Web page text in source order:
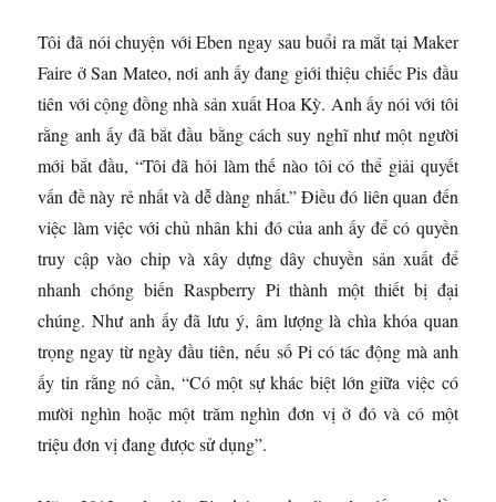
Tôi đã nói chuyện với Eben ngay sau buổi ra mắt tại Maker
Faire ở San Mateo, nơi anh ấy đang giới thiệu chiếc Pis đầu
tiên với cộng đồng nhà sản xuất Hoa Kỳ. Anh ấy nói với tôi
rằng anh ấy đã bắt đầu bằng cách suy nghĩ như một người
mới bắt đầu, “Tôi đã hỏi làm thế nào tôi có thể giải quyết
vấn đề này rẻ nhất và dễ dàng nhất.” Điều đó liên quan đến
việc làm việc với chủ nhân khi đó của anh ấy để có quyền
truy cập vào chip và xây dựng dây chuyền sản xuất để
nhanh chóng biến Raspberry Pi thành một thiết bị đại
chúng. Như anh ấy đã lưu ý, âm lượng là chìa khóa quan
trọng ngay từ ngày đầu tiên, nếu số Pi có tác động mà anh
ấy tin rằng nó cần, “Có một sự khác biệt lớn giữa việc có
mười nghìn hoặc một trăm nghìn đơn vị ở đó và có một
triệu đơn vị đang được sử dụng”.